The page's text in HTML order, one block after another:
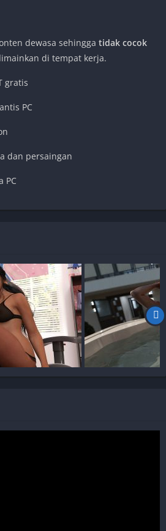
dewasa sehingga tidak cocok
di tempat kerja.
gratis
PC
dan persaingan
PC